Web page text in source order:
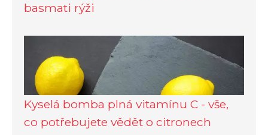
basmati rýži
Kyselá bomba plná vitamínu C - vše,
co potřebujete vědět o citronech